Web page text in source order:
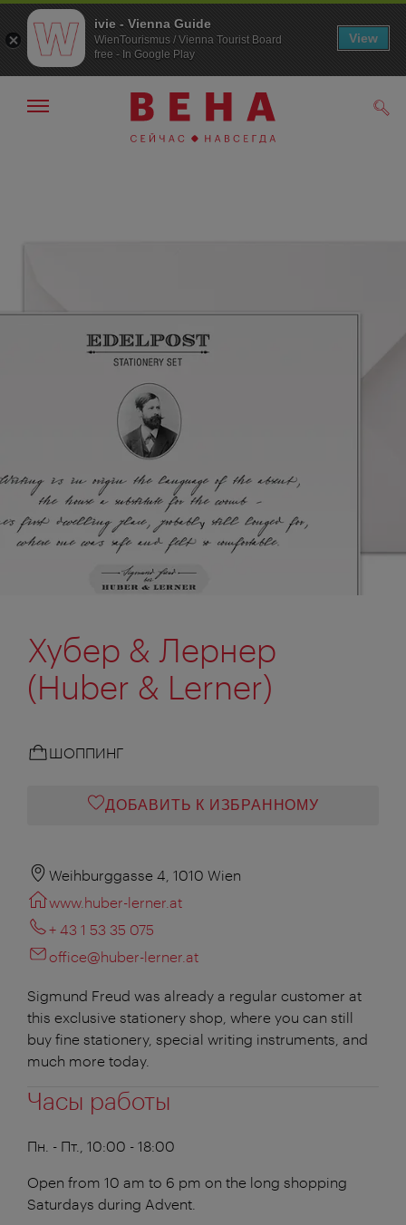
Показать/
Хубер & Лернер
(Huber & Lerner)
ШОППИНГ
ДОБАВИТЬ К ИЗБРАННОМУ
Weihburggasse 4, 1010 Wien
www.huber-lerner.at
+ 43 1 53 35 075
office@huber-lerner.at
Sigmund Freud was already a regular customer at
this exclusive stationery shop, where you can still
buy fine stationery, special writing instruments, and
much more today.
Часы работы
Пн. - Пт., 10:00 - 18:00
Open from 10 am to 6 pm on the long shopping
Saturdays during Advent.
ivie - Vienna Guide
WienTourismus / Vienna Tourist Board
free - In Google Play
View